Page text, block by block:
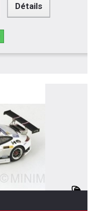
Détails